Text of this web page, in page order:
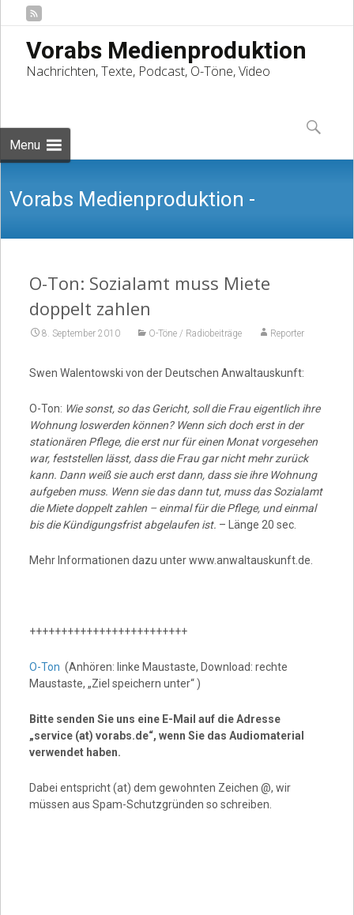
Vorabs Medienproduktion
Nachrichten, Texte, Podcast, O-Töne, Video
Menu
to
content
Suchen
nach:
Vorabs Medienproduktion -
Nachrichten, Texte, Podcast, O-Töne,
O-Ton: Sozialamt muss Miete
doppelt zahlen
8. September 2010 O-Töne / Radiobeiträge Reporter
Swen Walentowski von der Deutschen Anwaltauskunft:
O-Ton: Wie sonst, so das Gericht, soll die Frau eigentlich ihre
Wohnung loswerden können? Wenn sich doch erst in der
stationären Pflege, die erst nur für einen Monat vorgesehen
war, feststellen lässt, dass die Frau gar nicht mehr zurück
kann. Dann weiß sie auch erst dann, dass sie ihre Wohnung
aufgeben muss. Wenn sie das dann tut, muss das Sozialamt
die Miete doppelt zahlen – einmal für die Pflege, und einmal
bis die Kündigungsfrist abgelaufen ist. – Länge 20 sec.
Mehr Informationen dazu unter www.anwaltauskunft.de.
+++++++++++++++++++++++++
O-Ton (Anhören: linke Maustaste, Download: rechte
Maustaste, „Ziel speichern unter“ )
Bitte senden Sie uns eine E-Mail auf die Adresse
„service (at) vorabs.de“, wenn Sie das Audiomaterial
verwendet haben.
Dabei entspricht (at) dem gewohnten Zeichen @, wir
müssen aus Spam-Schutzgründen so schreiben.